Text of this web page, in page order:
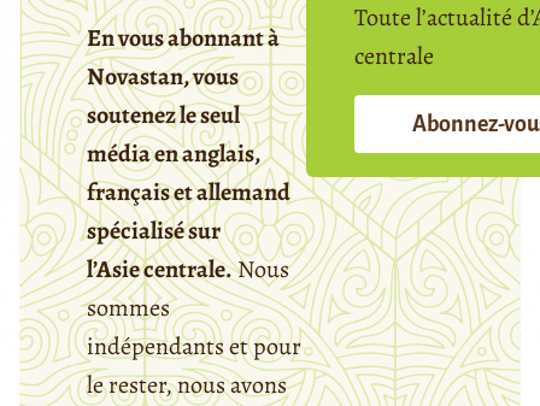
En vous abonnant à
Novastan, vous
soutenez le seul
média en anglais,
français et allemand
spécialisé sur
l’Asie centrale.Nous
sommes
indépendants et pour
le rester, nous avons
Toute l’actualité
centrale
Abonnez-